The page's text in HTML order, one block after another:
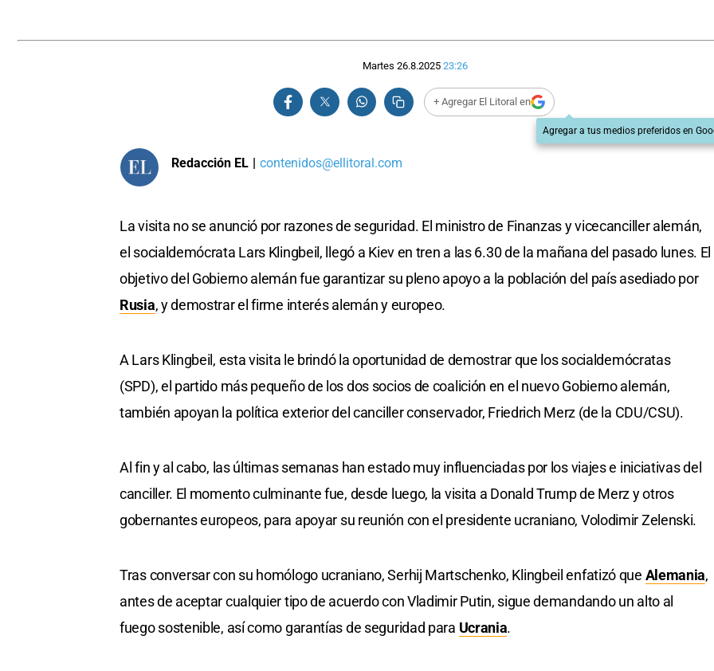
Martes 26.8.2025 23:26
+ Agregar El Litoral en
Agregar a tus medios preferidos en
Redacción EL | contenidos@ellitoral.com
La visita no se anunció por razones de seguridad. El ministro de Finanzas y vicecanciller alemán,
el socialdemócrata Lars Klingbeil, llegó a Kiev en tren a las 6.30 de la mañana del pasado lunes. El
objetivo del Gobierno alemán fue garantizar su pleno apoyo a la población del país asediado por
Rusia, y demostrar el firme interés alemán y europeo.
A Lars Klingbeil, esta visita le brindó la oportunidad de demostrar que los socialdemócratas
(SPD), el partido más pequeño de los dos socios de coalición en el nuevo Gobierno alemán,
también apoyan la política exterior del canciller conservador, Friedrich Merz (de la CDU/CSU).
Al fin y al cabo, las últimas semanas han estado muy influenciadas por los viajes e iniciativas del
canciller. El momento culminante fue, desde luego, la visita a Donald Trump de Merz y otros
gobernantes europeos, para apoyar su reunión con el presidente ucraniano, Volodimir Zelenski.
Tras conversar con su homólogo ucraniano, Serhij Martschenko, Klingbeil enfatizó que Alemania,
antes de aceptar cualquier tipo de acuerdo con Vladimir Putin, sigue demandando un alto al
fuego sostenible, así como garantías de seguridad para Ucrania.